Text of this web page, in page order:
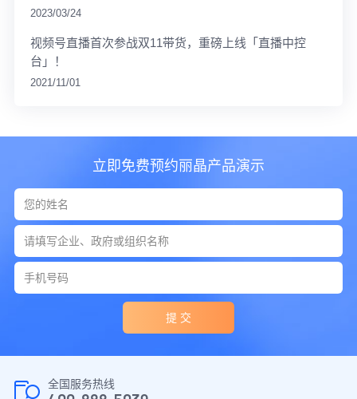
2023/03/24
视频号直播首次参战双11带货，重磅上线「直播中控
台」！
2021/11/01
立即免费预约丽晶产品演示
提 交
全国服务热线